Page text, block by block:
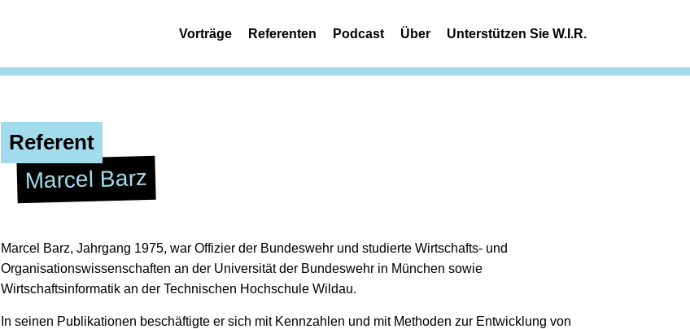
Vorträge Referenten Podcast Über Unterstützen Sie W.I.R.
Referent
Marcel Barz
Marcel Barz, Jahrgang 1975, war Offizier der Bundeswehr und studierte Wirtschafts- und
Organisationswissenschaften an der Universität der Bundeswehr in München sowie
Wirtschaftsinformatik an der Technischen Hochschule Wildau.
In seinen Publikationen beschäftigte er sich mit Kennzahlen und mit Methoden zur Entwicklung von